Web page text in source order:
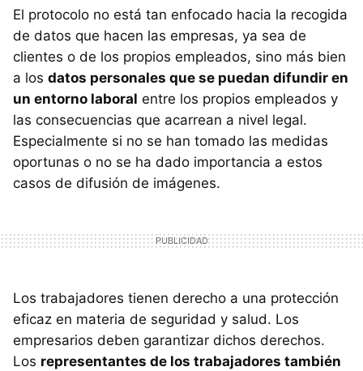
El protocolo no está tan enfocado hacia la recogida
de datos que hacen las empresas, ya sea de
clientes o de los propios empleados, sino más bien
a los datos personales que se puedan difundir en
un entorno laboral entre los propios empleados y
las consecuencias que acarrean a nivel legal.
Especialmente si no se han tomado las medidas
oportunas o no se ha dado importancia a estos
casos de difusión de imágenes.
Los trabajadores tienen derecho a una protección
eficaz en materia de seguridad y salud. Los
empresarios deben garantizar dichos derechos.
Los representantes de los trabajadores también